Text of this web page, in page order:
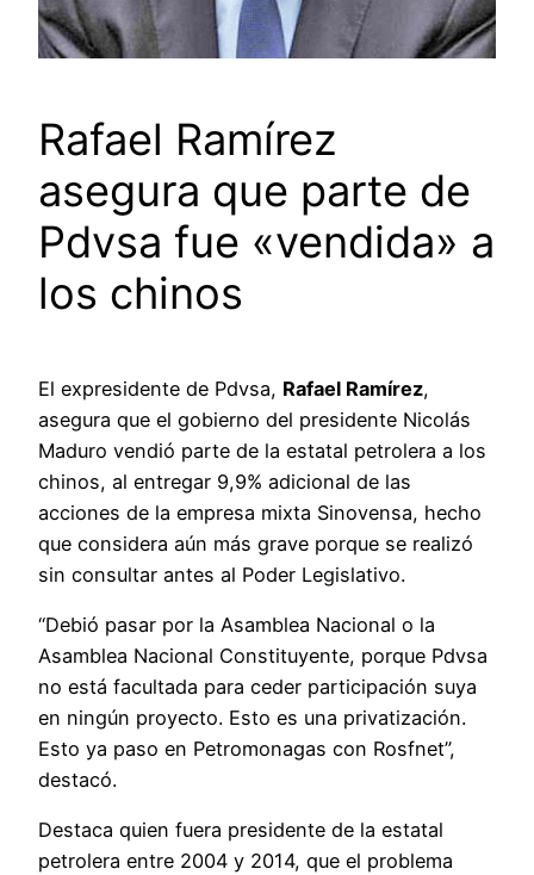
Rafael Ramírez
asegura que parte de
Pdvsa fue «vendida» a
los chinos
El expresidente de Pdvsa, Rafael Ramírez,
asegura que el gobierno del presidente Nicolás
Maduro vendió parte de la estatal petrolera a los
chinos, al entregar 9,9% adicional de las
acciones de la empresa mixta Sinovensa, hecho
que considera aún más grave porque se realizó
sin consultar antes al Poder Legislativo.
“Debió pasar por la Asamblea Nacional o la
Asamblea Nacional Constituyente, porque Pdvsa
no está facultada para ceder participación suya
en ningún proyecto. Esto es una privatización.
Esto ya paso en Petromonagas con Rosfnet”,
destacó.
Destaca quien fuera presidente de la estatal
petrolera entre 2004 y 2014, que el problema